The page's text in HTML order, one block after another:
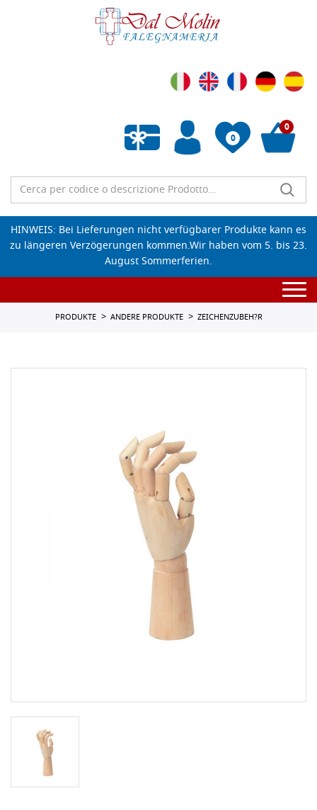
0
Wunschliste leeren
0
HINWEIS: Bei Lieferungen nicht verfügbarer Produkte kann es
zu längeren Verzögerungen kommen.Wir haben vom 5. bis 23.
August Sommerferien.
PRODUKTE ANDERE PRODUKTE ZEICHENZUBEH?R